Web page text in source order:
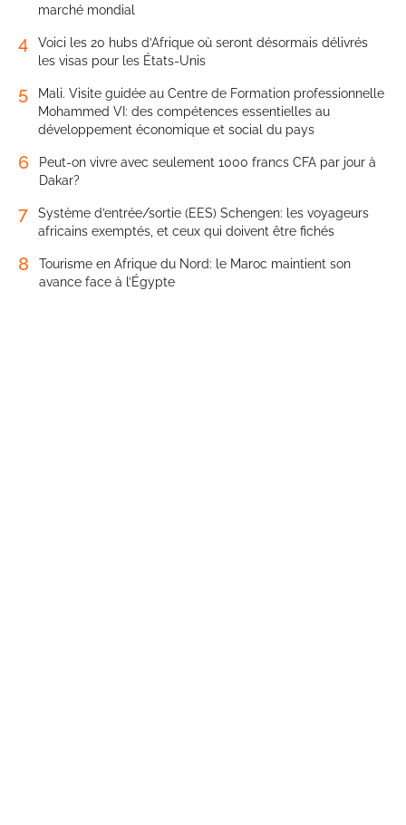
marché mondial
4
Voici les 20 hubs d’Afrique où seront désormais délivrés
les visas pour les États-Unis
5
Mali. Visite guidée au Centre de Formation professionnelle
Mohammed VI: des compétences essentielles au
développement économique et social du pays
6
Peut-on vivre avec seulement 1000 francs CFA par jour à
Dakar?
7
Système d’entrée/sortie (EES) Schengen: les voyageurs
africains exemptés, et ceux qui doivent être fichés
8
Tourisme en Afrique du Nord: le Maroc maintient son
avance face à l’Égypte